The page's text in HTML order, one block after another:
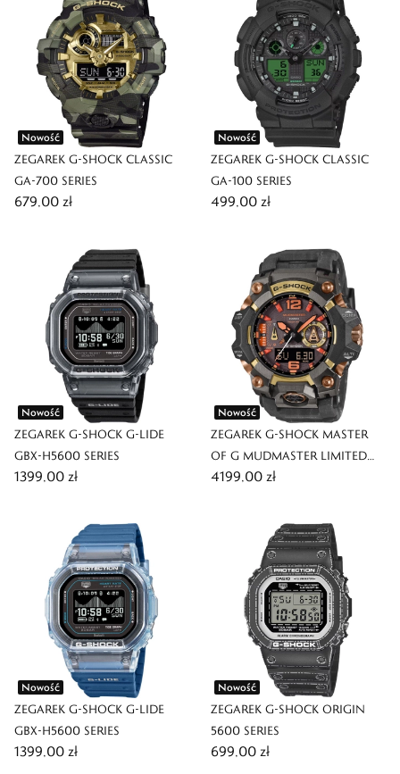
Nowość
ZEGAREK G-SHOCK CLASSIC
GA-700 SERIES
679,00 zł
Nowość
ZEGAREK G-SHOCK CLASSIC
GA-100 SERIES
499,00 zł
Nowość
ZEGAREK G-SHOCK G-LIDE
GBX-H5600 SERIES
1399,00 zł
Nowość
ZEGAREK G-SHOCK MASTER
OF G MUDMASTER LIMITED
EDITION
4199,00 zł
Nowość
ZEGAREK G-SHOCK G-LIDE
GBX-H5600 SERIES
1399,00 zł
Nowość
ZEGAREK G-SHOCK ORIGIN
5600 SERIES
699,00 zł